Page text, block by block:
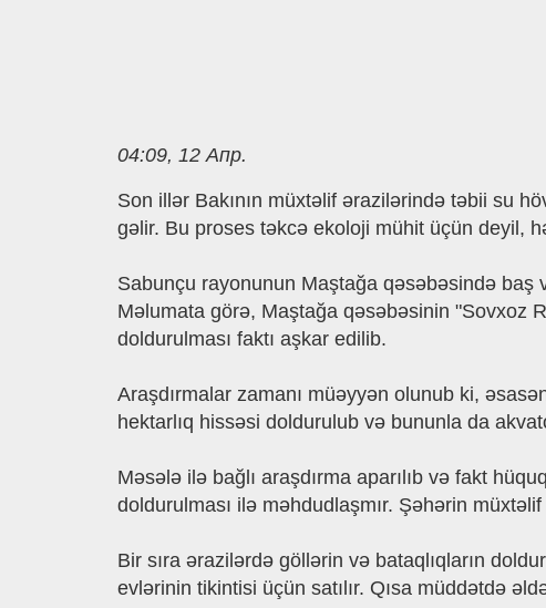
04:09, 12 Апр.
Son illər Bakının müxtəlif ərazilərində təbii su
gəlir. Bu proses təkcə ekoloji mühit üçün deyil,
Sabunçu rayonunun Maştağa qəsəbəsində
Məlumata görə, Maştağa qəsəbəsinin "Sovxoz
doldurulması faktı aşkar edilib.
Araşdırmalar zamanı müəyyən olunub ki,
hektarlıq hissəsi doldurulub və bununla da
Məsələ ilə bağlı araşdırma aparılıb və fakt
doldurulması ilə məhdudlaşmır. Şəhərin
Bir sıra ərazilərdə göllərin və bataqlıqların
evlərinin tikintisi üçün satılır. Qısa müddətdə